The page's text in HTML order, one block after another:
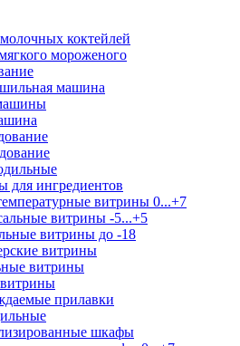
коктейлей
мороженого
машина
для ингредиентов
витрины 0...+7
витрины -5...+5
витрины до -18
витрины
витрины
прилавки
шкафы